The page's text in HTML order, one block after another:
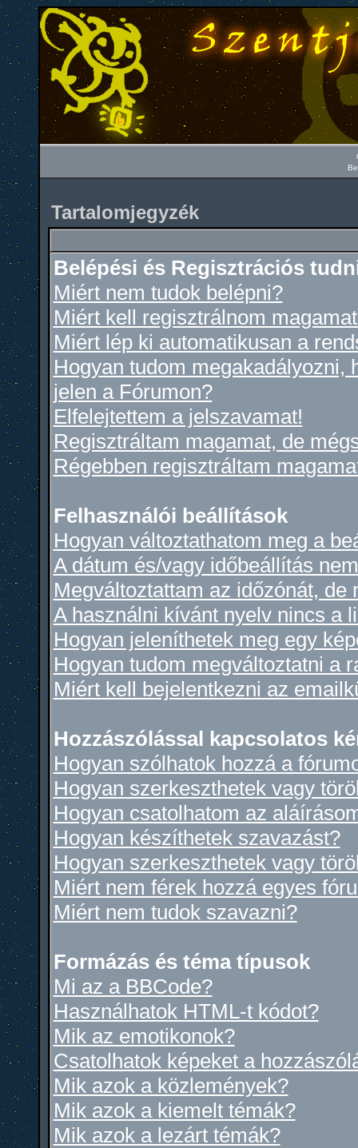
Tartalomjegyzék
Belépési és Regisztrációs
Miért nem tudok belépni?
Miért kell regisztrálnom
Miért lép ki automatikusan a
Hogyan tudom megakadályozni,
jelen a Fórumon?
Elfelejtettem a jelszavamat!
Regisztráltam magamat, de
Régebben regisztráltam
Felhasználói beállítások
Hogyan változtathatom meg a
A dátum és/vagy időbeállítás
Megváltoztattam az időzónát, de
A használni kívánt nyelv nincs a
Hogyan jeleníthetek meg egy
Hogyan tudom megváltoztatni a
Miért kell bejelentkezni az
Hozzászólással kapcsolatos
Hogyan szólhatok hozzá a
Hogyan szerkeszthetek vagy
Hogyan csatolhatom az
Hogyan készíthetek szavazást?
Hogyan szerkeszthetek vagy
Miért nem férek hozzá egyes
Miért nem tudok szavazni?
Formázás és téma típusok
Mi az a BBCode?
Használhatok HTML-t kódot?
Mik az emotikonok?
Csatolhatok képeket a
Mik azok a közlemények?
Mik azok a kiemelt témák?
Mik azok a lezárt témák?